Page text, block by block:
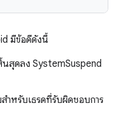
มีข้อดีดังนี้
นสุดลง SystemSuspend
ำหรับเธรดที่รับผิดชอบการ